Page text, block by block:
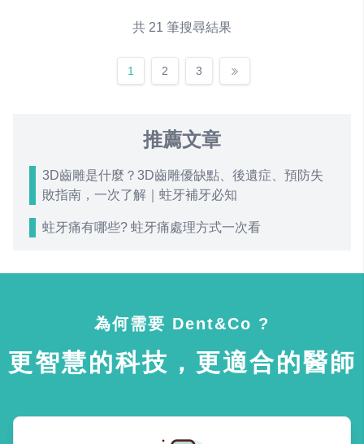
共 21 筆搜尋結果
1 2 3
推薦文章
3D齒雕是什麼？3D齒雕優缺點、後遺症、預防失
敗指南，一次了解｜蛀牙補牙必知
蛀牙痛有哪些? 蛀牙痛處理方式一次看
為何需要 Dent&Co ?
更智慧的科技，更適合的醫師